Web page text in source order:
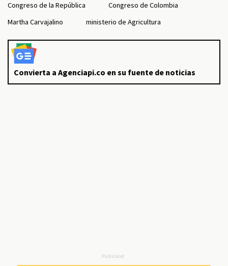
Congreso de la República
Congreso de Colombia
Martha Carvajalino
ministerio de Agricultura
Convierta a Agenciapi.co en su fuente de noticias
Publicidad